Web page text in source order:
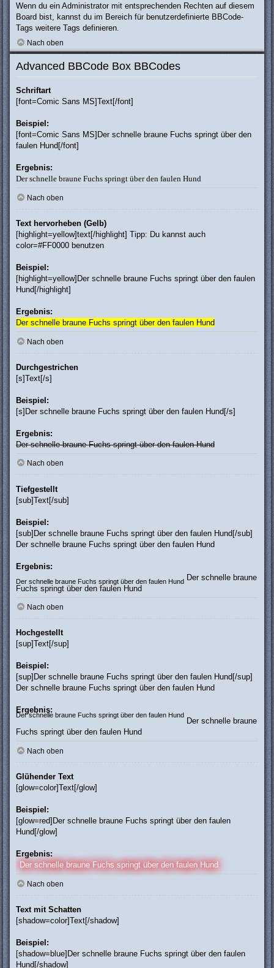
Wenn du ein Administrator mit entsprechenden Rechten auf diesem
Board bist, kannst du im Bereich für benutzerdefinierte BBCode-
Tags weitere Tags definieren.
Nach oben
Advanced BBCode Box BBCodes
Schriftart
[font=Comic Sans MS]Text[/font]
Beispiel:
[font=Comic Sans MS]Der schnelle braune Fuchs springt über den
faulen Hund[/font]
Ergebnis:
Der schnelle braune Fuchs springt über den faulen Hund
Nach oben
Text hervorheben (Gelb)
[highlight=yellow]text[/highlight] Tipp: Du kannst auch
color=#FF0000 benutzen
Beispiel:
[highlight=yellow]Der schnelle braune Fuchs springt über den faulen
Hund[/highlight]
Ergebnis:
Der schnelle braune Fuchs springt über den faulen Hund
Nach oben
Durchgestrichen
[s]Text[/s]
Beispiel:
[s]Der schnelle braune Fuchs springt über den faulen Hund[/s]
Ergebnis:
Der schnelle braune Fuchs springt über den faulen Hund
Nach oben
Tiefgestellt
[sub]Text[/sub]
Beispiel:
[sub]Der schnelle braune Fuchs springt über den faulen Hund[/sub]
Der schnelle braune Fuchs springt über den faulen Hund
Ergebnis:
Der schnelle braune Fuchs springt über den faulen Hund Der schnelle braune
Fuchs springt über den faulen Hund
Nach oben
Hochgestellt
[sup]Text[/sup]
Beispiel:
[sup]Der schnelle braune Fuchs springt über den faulen Hund[/sup]
Der schnelle braune Fuchs springt über den faulen Hund
Ergebnis:
Der schnelle braune Fuchs springt über den faulen Hund
Der schnelle braune
Fuchs springt über den faulen Hund
Nach oben
Glühender Text
[glow=color]Text[/glow]
Beispiel:
[glow=red]Der schnelle braune Fuchs springt über den faulen
Hund[/glow]
Ergebnis:
Der schnelle braune Fuchs springt über den faulen Hund
Nach oben
Text mit Schatten
[shadow=color]Text[/shadow]
Beispiel:
[shadow=blue]Der schnelle braune Fuchs springt über den faulen
Hund[/shadow]